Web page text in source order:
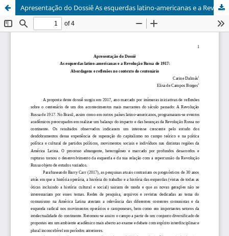
Apresentação do Dossiê As esquerdas latino-americanas e a Revolução Russa de 1917: abordagens e reflexões no contexto do centenário